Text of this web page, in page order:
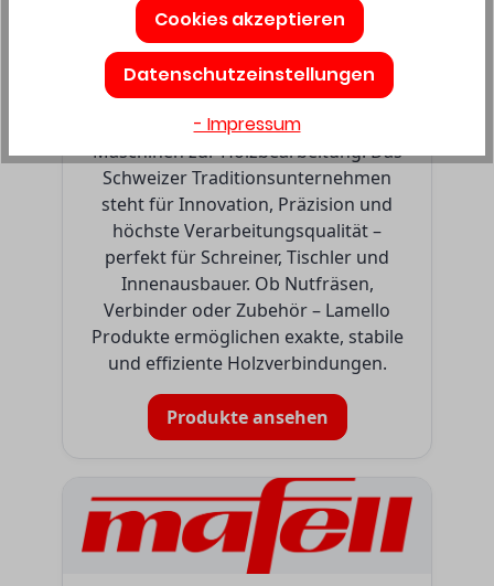
Verbindungssysteme für
das Holzhandwerk
Lamello ist weltweit bekannt für
hochwertige Verbindungssysteme und
Maschinen zur Holzbearbeitung. Das
Schweizer Traditionsunternehmen
steht für Innovation, Präzision und
höchste Verarbeitungsqualität –
perfekt für Schreiner, Tischler und
Innenausbauer. Ob Nutfräsen,
Verbinder oder Zubehör – Lamello
Produkte ermöglichen exakte, stabile
und effiziente Holzverbindungen.
Produkte ansehen
Cookies akzeptieren
Datenschutzeinstellungen
- Impressum